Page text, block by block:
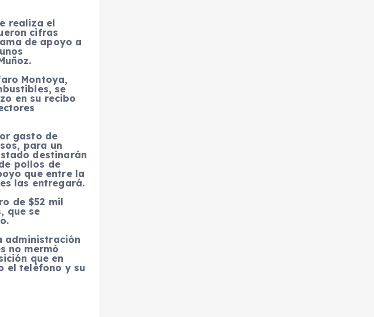
realiza el
cifras
de apoyo a
Montoya,
se
en su recibo
gasto de
para un
destinarán
pollos de
que entre la
las entregará.
de $52 mil
que se
administración
no mermó
que en
el teléfono y su